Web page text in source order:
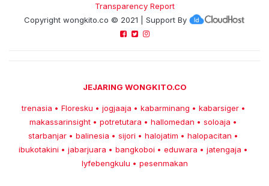
Transparency Report
Copyright wongkito.co © 2021 | Support By
JEJARING WONGKITO.CO
trenasia • Floresku • jogjaaja • kabarminang • kabarsiger •
makassarinsight • potretutara • hallomedan • soloaja •
starbanjar • balinesia • sijori • halojatim • halopacitan •
ibukotakini • jabarjuara • bangkoboi • eduwara • jatengaja •
lyfebengkulu • pesenmakan